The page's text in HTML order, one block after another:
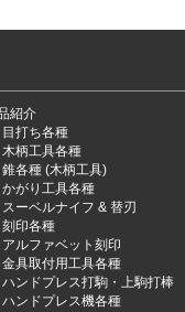
紹介
目打ち各種
木柄工具各種
錐各種 (木柄工具)
かがり工具各種
スーベルナイフ & 替刃
刻印各種
アルファベット刻印
金具取付用工具各種
ハンドプレス打駒・上駒打棒
ハンドプレス機各種